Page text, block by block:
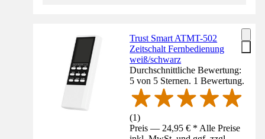
Trust Smart ATMT-502
Zeitschalt Fernbedienung
weiß/schwarz
Durchschnittliche Bewertung:
5 von 5 Sternen. 1 Bewertung.
(1)
Preis — 24,95 € * Alle Preise